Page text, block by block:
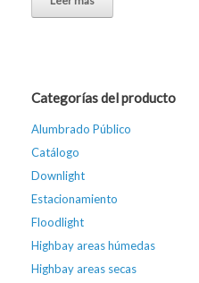
Categorías del producto
Alumbrado Público
Catálogo
Downlight
Estacionamiento
Floodlight
Highbay areas húmedas
Highbay areas secas